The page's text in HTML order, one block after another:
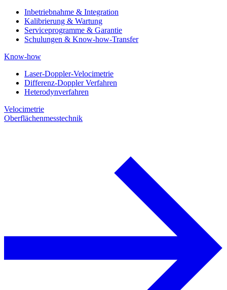
Inbetriebnahme & Integration
Kalibrierung & Wartung
Serviceprogramme & Garantie
Schulungen & Know-how-Transfer
Know-how
Laser-Doppler-Velocimetrie
Differenz-Doppler Verfahren
Heterodynverfahren
Velocimetrie
Oberflächenmesstechnik